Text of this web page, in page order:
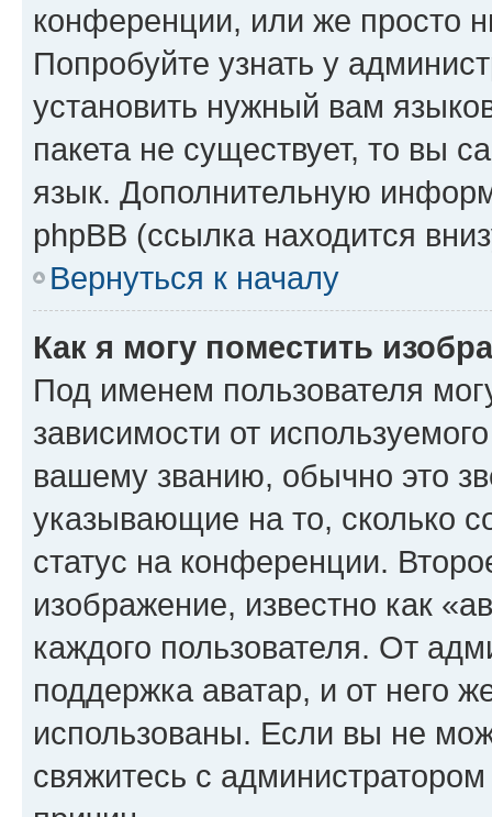
конференции, или же просто
Попробуйте узнать у
установить нужный вам
пакета не существует, то вы
язык. Дополнительную
phpBB (ссылка находится
Вернуться к началу
Как я могу поместить
Под именем пользователя
зависимости от
вашему званию, обычно это
указывающие на то, сколько
статус на конференции.
изображение, известно как
каждого пользователя. От
поддержка аватар, и от него
использованы. Если вы не
свяжитесь с